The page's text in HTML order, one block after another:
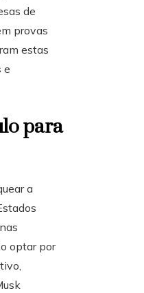
de
provas
estas
e
para
a
optar por